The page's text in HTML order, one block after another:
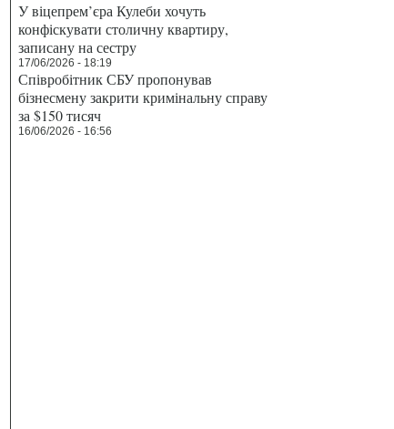
У віцепрем’єра Кулеби хочуть
конфіскувати столичну квартиру,
записану на сестру
17/06/2026 - 18:19
Співробітник СБУ пропонував
бізнесмену закрити кримінальну справу
за $150 тисяч
16/06/2026 - 16:56